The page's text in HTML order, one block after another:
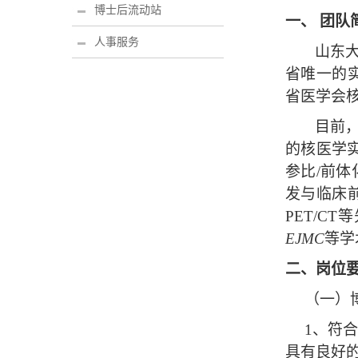
博士后流动站
人事服务
一、 团队
山东
省唯一的
省医学会
目前
的核医学
参比/前体
发与临床
PET/CT等
EJMC等
二、岗位
（一）
1 、符
具有良好